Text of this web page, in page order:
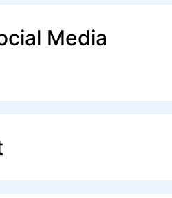
Media